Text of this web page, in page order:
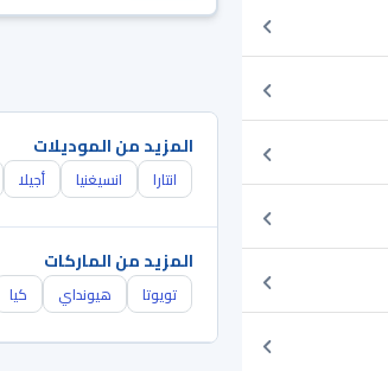
المزيد من الموديلات
انتارا انسيغنيا أجيلا
المزيد من الماركات
تويوتا هيونداي كيا